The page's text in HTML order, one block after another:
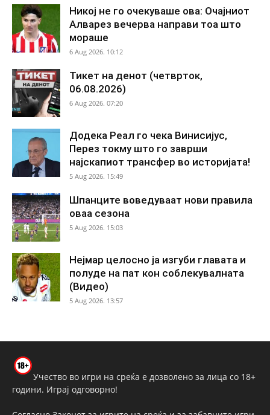
Никој не го очекуваше ова: Очајниот
Алварез вечерва направи тоа што
мораше
6 Aug 2026. 10:12
Тикет на денот (четврток,
06.08.2026)
6 Aug 2026. 07:20
Додека Реал го чека Винисијус,
Перез токму што го заврши
најскапиот трансфер во историјата!
5 Aug 2026. 15:49
Шпанците воведуваат нови правила
оваа сезона
5 Aug 2026. 15:03
Нејмар целосно ја изгуби главата и
полуде на пат кон соблекувалната
(Видео)
5 Aug 2026. 13:57
Учество во игри на среќа е дозволено за лица со 18+
години. Играј одговорно!